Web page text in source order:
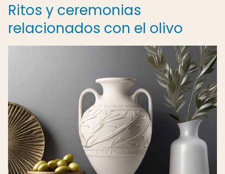
Ritos y ceremonias
relacionados con el olivo